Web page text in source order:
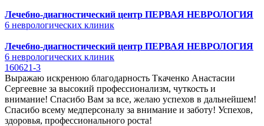
Лечебно-диагностический центр ПЕРВАЯ НЕВРОЛОГИЯ
6 неврологических клиник
Лечебно-диагностический центр ПЕРВАЯ НЕВРОЛОГИЯ
6 неврологических клиник
160621-3
Выражаю искренюю благодарность Ткаченко Анастасии
Сергеевне за высокий профессионализм, чуткость и
внимание! Спасибо Вам за все, желаю успехов в дальнейшем!
Спасибо всему медперсоналу за внимание и заботу! Успехов,
здоровья, профессионального роста!